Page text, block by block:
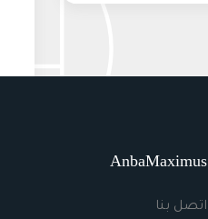
AnbaMaximus
اتصل بنا